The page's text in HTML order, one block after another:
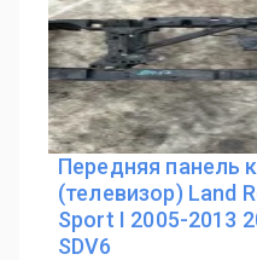
Передняя панель
(телевизор) Land
Sport I 2005-2013
SDV6